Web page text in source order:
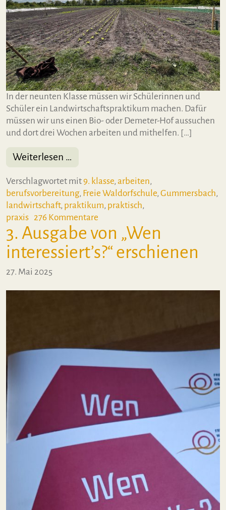
In der neunten Klasse müssen wir Schülerinnen und
Schüler ein Landwirtschaftspraktikum machen. Dafür
müssen wir uns einen Bio- oder Demeter-Hof aussuchen
und dort drei Wochen arbeiten und mithelfen. […]
Weiterlesen …
Verschlagwortet mit9. klasse,arbeiten,
berufsvorbereitung, Freie Waldorfschule,Gummersbach,
landwirtschaft, praktikum, praktisch,
praxis 276 Kommentare
3. Ausgabe von „Wen
interessiert’s?“ erschienen
27. Mai 2025